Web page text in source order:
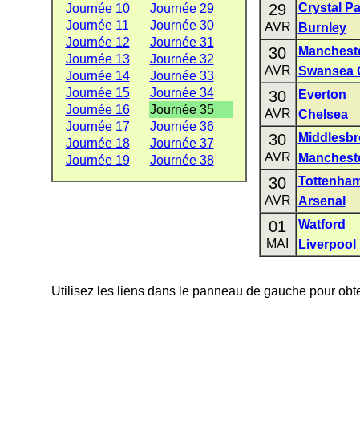
Journée 10
Journée 29
Journée 11
Journée 30
Journée 12
Journée 31
Journée 13
Journée 32
Journée 14
Journée 33
Journée 15
Journée 34
Journée 16
Journée 35
Journée 17
Journée 36
Journée 18
Journée 37
Journée 19
Journée 38
29
AVR
Crystal
Burnley
30
AVR Swansea
30
AVR
Everton
Chelsea
30
AVR
30
AVR Arsenal
01
MAI
Watford
Liverpool
Utilisez les liens dans le panneau de gauche pour